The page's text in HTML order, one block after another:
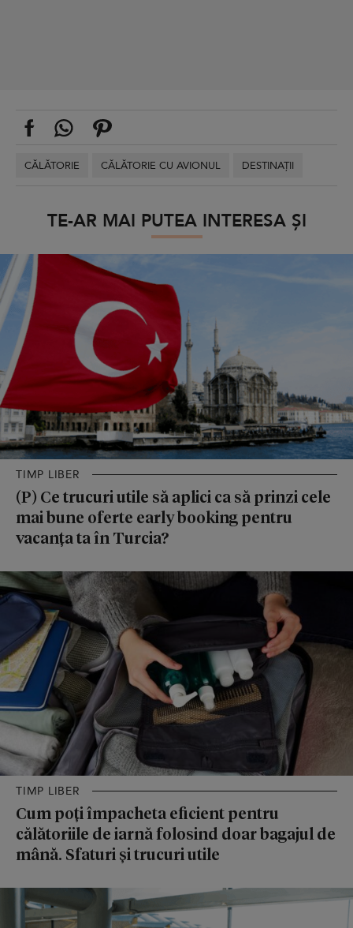
CĂLĂTORIE CĂLĂTORIE CU AVIONUL DESTINAȚII
TE-AR MAI PUTEA INTERESA ȘI
TIMP LIBER
(P) Ce trucuri utile să aplici ca să prinzi cele
mai bune oferte early booking pentru
vacanța ta în Turcia?
TIMP LIBER
Cum poți împacheta eficient pentru
călătoriile de iarnă folosind doar bagajul de
mână. Sfaturi și trucuri utile